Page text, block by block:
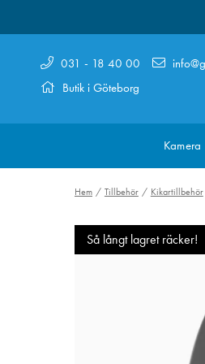
031 - 18 40 00
Butik i Göteborg
Kamera
Hem Tillbehör Kikartillbehör
Så långt lagret räcker!